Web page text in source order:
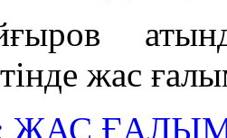
жас
ЖАС